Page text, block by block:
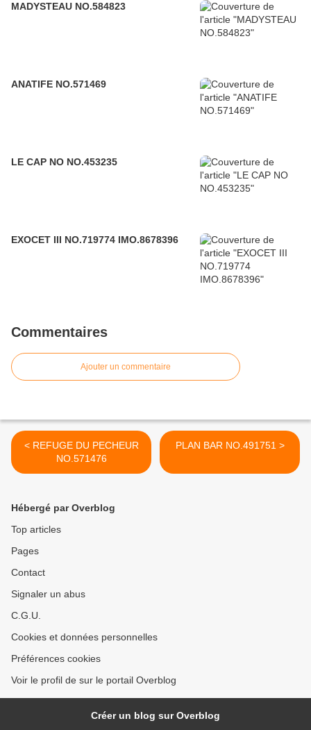
MADYSTEAU NO.584823
ANATIFE NO.571469
LE CAP NO NO.453235
EXOCET III NO.719774 IMO.8678396
Commentaires
Ajouter un commentaire
< REFUGE DU PECHEUR
NO.571476
PLAN BAR NO.491751 >
Hébergé par Overblog
Top articles
Pages
Contact
Signaler un abus
C.G.U.
Cookies et données personnelles
Préférences cookies
Voir le profil de sur le portail Overblog
Créer un blog sur Overblog